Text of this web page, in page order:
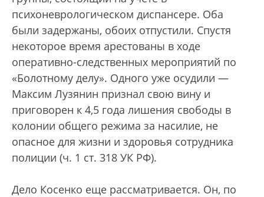
психоневрологическом диспансере. Оба
были задержаны, обоих отпустили. Спустя
некоторое время арестованы в ходе
оперативно-следственных мероприятий по
«Болотному делу». Одного уже осудили —
Максим Лузянин признал свою вину и
приговорен к 4,5 года лишения свободы в
колонии общего режима за насилие, не
опасное для жизни и здоровья сотрудника
полиции (ч. 1 ст. 318 УК РФ).
Дело Косенко еще рассматривается. Он, по